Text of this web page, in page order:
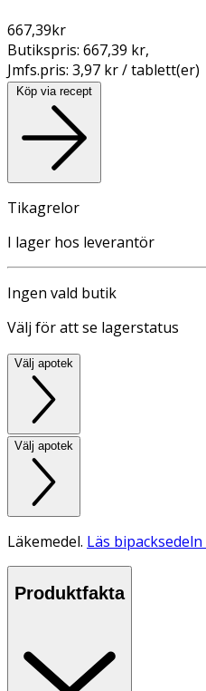
667,39kr
Butikspris: 667,39 kr,
Jmfs.pris: 3,97 kr / tablett(er)
Köp via recept
Tikagrelor
I lager hos leverantör
Ingen vald butik
Välj för att se lagerstatus
Välj apotek
Välj apotek
Läkemedel. Läs
Produktfakta